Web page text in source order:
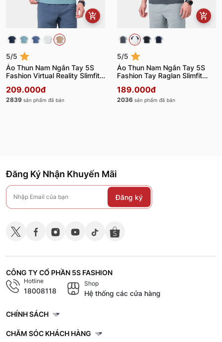
5/5
Áo Thun Nam Ngắn Tay 5S
Fashion Virtual Reality Slimfit
209.000đ
2839 sản phẩm đã bán
5/5
Áo Thun Nam Ngắn Tay 5S
Fashion Tay Raglan Slimfit
189.000đ
2036 sản phẩm đã bán
Đăng Ký Nhận Khuyến Mãi
Đăng ký
CÔNG TY CỔ PHẦN 5S FASHION
Hotline
18008118
Shop
Hệ thống các cửa hàng
CHÍNH SÁCH
CHĂM SÓC KHÁCH HÀNG